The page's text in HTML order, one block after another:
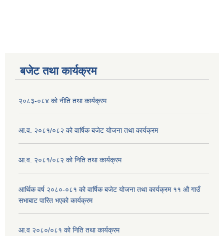
बजेट तथा कार्यक्रम
२०८३-०८४ को नीति तथा कार्यक्रम
आ.व. २०८१/०८२ को वार्षिक बजेट योजना तथा कार्यक्रम
आ.व. २०८१/०८२ को निति तथा कार्यक्रम
आर्थिक वर्ष २०८०-०८१ को वार्षिक बजेट योजना तथा कार्यक्रम ११ औ गाउँ
सभाबाट पारित भएको कार्यक्रम
आ.व २०८०/०८१ को निति तथा कार्यक्रम